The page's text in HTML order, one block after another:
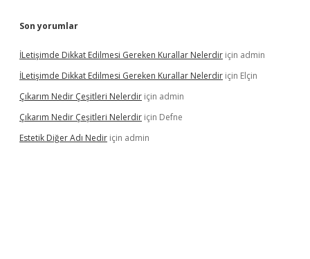
Son yorumlar
İLetişimde Dikkat Edilmesi Gereken Kurallar Nelerdir için admin
İLetişimde Dikkat Edilmesi Gereken Kurallar Nelerdir için Elçin
Çıkarım Nedir Çeşitleri Nelerdir için admin
Çıkarım Nedir Çeşitleri Nelerdir için Defne
Estetik Diğer Adı Nedir için admin